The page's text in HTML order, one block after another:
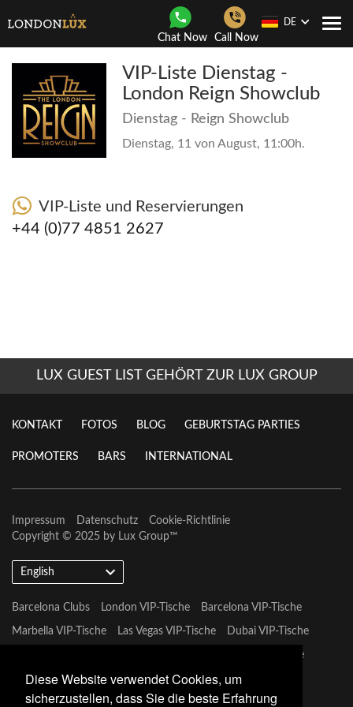
Diese Website verwendet Cookies, um
sicherzustellen, dass Sie die beste Erfahrung
Chat Now Call Now
DE
VIP-Liste Dienstag -
London Reign Showclub
Dienstag - Reign Showclub
Dienstag, 11 von August, 11:00h.
VIP-Liste und Reservierungen
+44 (0)77 4851 2627
LUX GUEST LIST GEHÖRT ZUR LUX GROUP
KONTAKT FOTOS BLOG GEBURTSTAG PARTIES
PROMOTERS BARS INTERNATIONAL
Impressum Datenschutz
Cookie-Richtlinie
Copyright © 2025 by Lux Group™
English
Barcelona Clubs London VIP-Tische Barcelona VIP-Tische
Marbella VIP-Tische Las Vegas VIP-Tische Dubai VIP-Tische
Mykonos VIP-Tische
Tulum VIP-Tische